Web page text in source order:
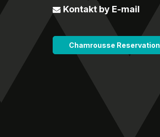
Kontakt by E-mail
Chamrousse Reservation